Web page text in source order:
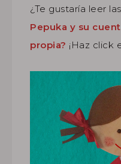
¿Te gustaría leer
Pepuka y su
propia? ¡Haz click